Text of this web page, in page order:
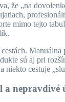
že „na
mimo tejto
sú aj pri
niekto cestuje
a nepravdivé